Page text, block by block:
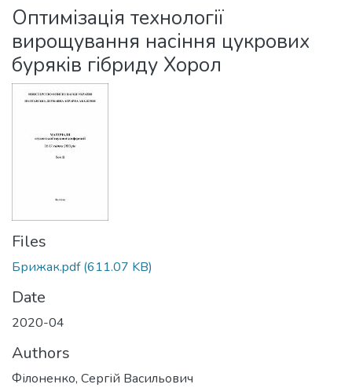
Statistics
Оптимізація технології
вирощування насіння цукрових
буряків гібриду Хорол
Files
Брижак.pdf(611.07 KB)
Date
2020-04
Authors
Філоненко, Сергій Васильович